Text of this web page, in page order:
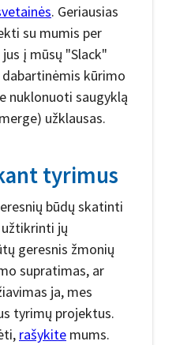
. Geriausias
su mumis per
į mūsų "Slack"
kūrimo
nuklonuoti saugyklą
užklausas.
tyrimus
būdų skatinti
jų
geresnis žmonių
supratimas, ar
ja, mes
tyrimų projektus.
rašykite mums.